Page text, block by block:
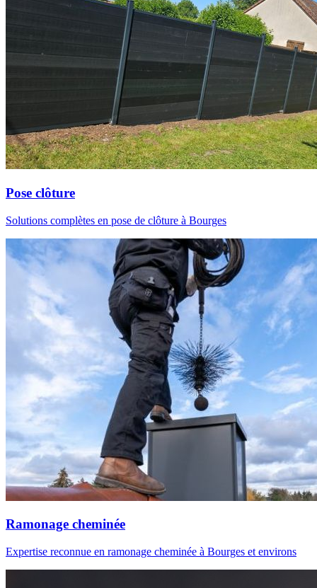
Pose clôture
Solutions complètes en pose de clôture à Bourges
Ramonage cheminée
Expertise reconnue en ramonage cheminée à Bourges et environs